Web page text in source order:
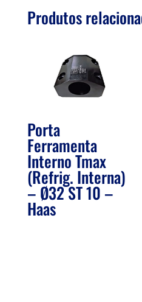
Produtos
Porta
Ferramenta
Interno Tmax
(Refrig. Interna)
– Ø32 ST 10 –
Haas